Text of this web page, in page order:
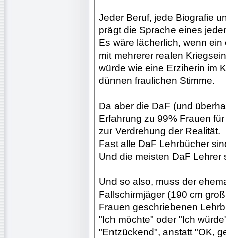
Jeder Beruf, jede Biografie
prägt die Sprache eines
Es wäre lächerlich, wenn
mit mehrerer realen
würde wie eine Erziherin im
dünnen fraulichen Stimme.
Da aber die DaF (und
Erfahrung zu 99% Frauen
zur Verdrehung der Realität.
Fast alle DaF Lehrbücher
Und die meisten DaF Lehrer
Und so also, muss der
Fallschirmjäger (190 cm
Frauen geschriebenen
"Ich möchte" oder "Ich
"Entzückend", anstatt "OK,